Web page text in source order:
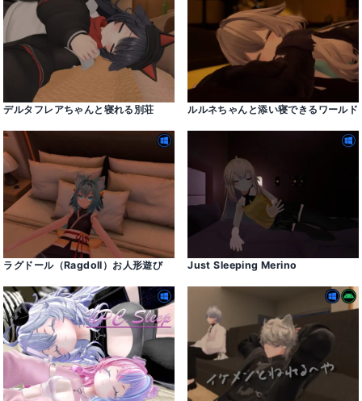
デルタフレアちゃんと寝れる別荘 ルルネちゃんと添い寝できるワールド
ラグドール（Ragdoll）お人形遊び Just Sleeping Merino